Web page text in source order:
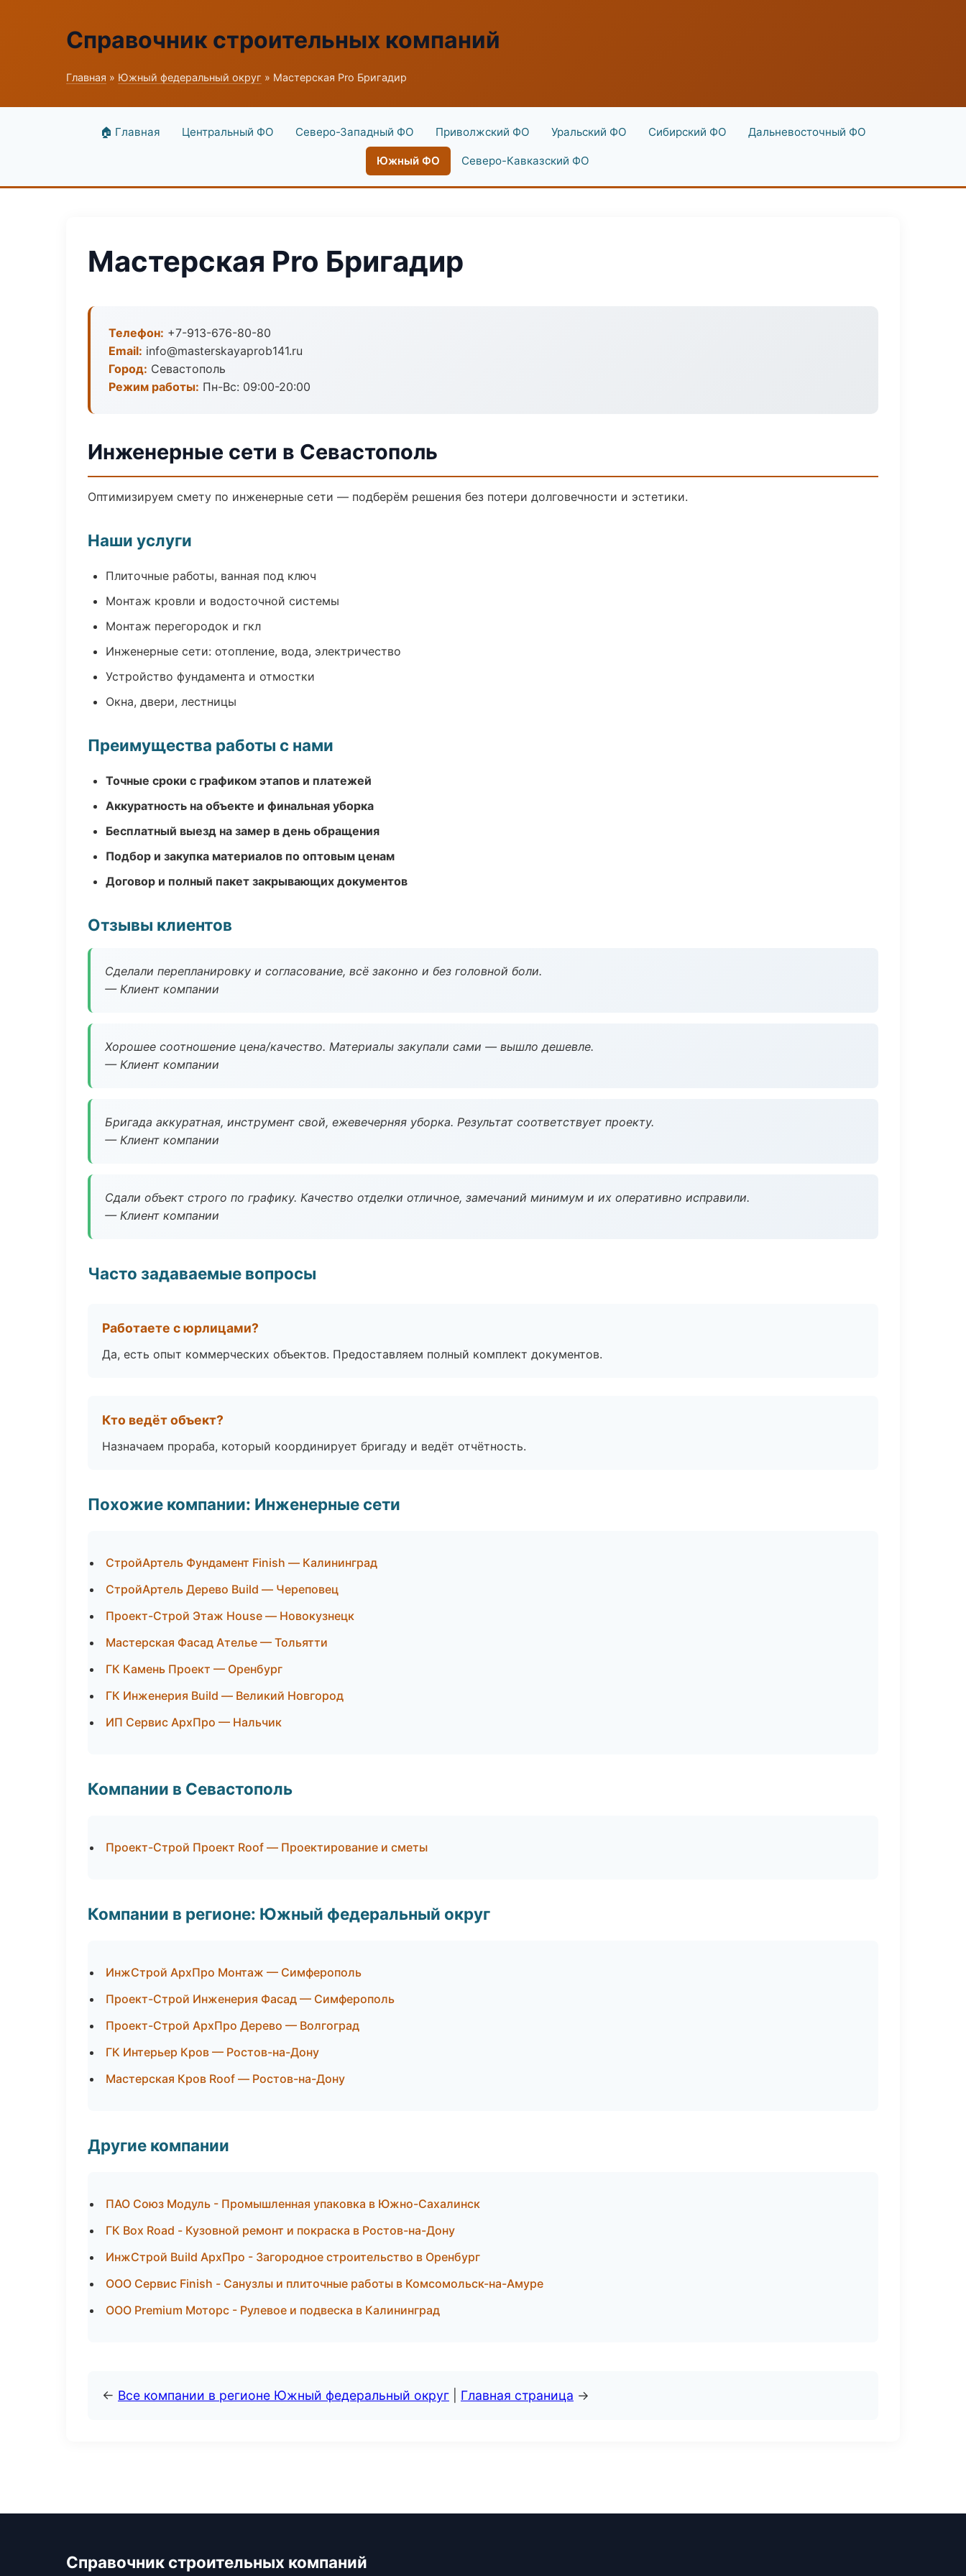
Справочник строительных компаний
Главная » Южный федеральный округ » Мастерская Pro Бригадир
🏠 Главная Центральный ФО Северо-Западный ФО Приволжский ФО Уральский ФО Сибирский ФО Дальневосточный ФО
Южный ФО Северо-Кавказский ФО
Мастерская Pro Бригадир
Телефон: +7-913-676-80-80
Email: info@masterskayaprob141.ru
Город: Севастополь
Режим работы: Пн-Вс: 09:00-20:00
Инженерные сети в Севастополь
Оптимизируем смету по инженерные сети — подберём решения без потери долговечности и эстетики.
Наши услуги
Плиточные работы, ванная под ключ
Монтаж кровли и водосточной системы
Монтаж перегородок и гкл
Инженерные сети: отопление, вода, электричество
Устройство фундамента и отмостки
Окна, двери, лестницы
Преимущества работы с нами
Точные сроки с графиком этапов и платежей
Аккуратность на объекте и финальная уборка
Бесплатный выезд на замер в день обращения
Подбор и закупка материалов по оптовым ценам
Договор и полный пакет закрывающих документов
Отзывы клиентов
Сделали перепланировку и согласование, всё законно и без головной боли.
— Клиент компании
Хорошее соотношение цена/качество. Материалы закупали сами — вышло дешевле.
— Клиент компании
Бригада аккуратная, инструмент свой, ежевечерняя уборка. Результат соответствует проекту.
— Клиент компании
Сдали объект строго по графику. Качество отделки отличное, замечаний минимум и их оперативно исправили.
— Клиент компании
Часто задаваемые вопросы
Работаете с юрлицами?
Да, есть опыт коммерческих объектов. Предоставляем полный комплект документов.
Кто ведёт объект?
Назначаем прораба, который координирует бригаду и ведёт отчётность.
Похожие компании: Инженерные сети
СтройАртель Фундамент Finish — Калининград
СтройАртель Дерево Build — Череповец
Проект-Строй Этаж House — Новокузнецк
Мастерская Фасад Ателье — Тольятти
ГК Камень Проект — Оренбург
ГК Инженерия Build — Великий Новгород
ИП Сервис АрхПро — Нальчик
Компании в Севастополь
Проект-Строй Проект Roof — Проектирование и сметы
Компании в регионе: Южный федеральный округ
ИнжСтрой АрхПро Монтаж — Симферополь
Проект-Строй Инженерия Фасад — Симферополь
Проект-Строй АрхПро Дерево — Волгоград
ГК Интерьер Кров — Ростов-на-Дону
Мастерская Кров Roof — Ростов-на-Дону
Другие компании
ПАО Союз Модуль - Промышленная упаковка в Южно-Сахалинск
ГК Box Road - Кузовной ремонт и покраска в Ростов-на-Дону
ИнжСтрой Build АрхПро - Загородное строительство в Оренбург
ООО Сервис Finish - Санузлы и плиточные работы в Комсомольск-на-Амуре
ООО Premium Моторс - Рулевое и подвеска в Калининград
← Все компании в регионе Южный федеральный округ Главная страница →
Справочник строительных компаний